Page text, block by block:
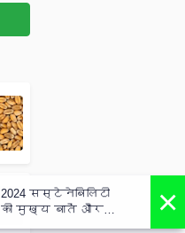
×
सस्टेनेबिलिटी
की मुख्य बातें और